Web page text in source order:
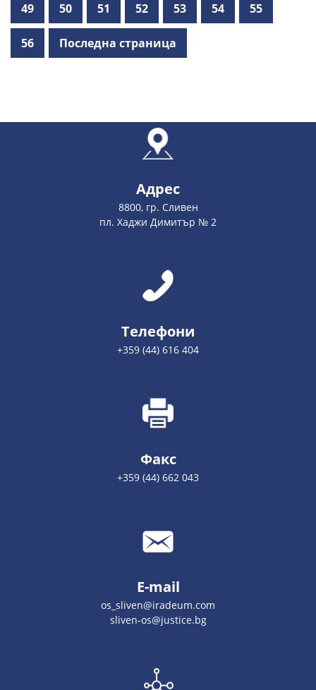
49 50 51 52 53 54 55
56 Последна страница
Адрес
8800, гр. Сливен
пл. Хаджи Димитър № 2
Телефони
+359 (44) 616 404
Факс
+359 (44) 662 043
E-mail
os_sliven@iradeum.com
sliven-os@justice.bg